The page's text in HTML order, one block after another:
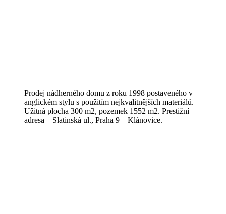
Prodej nádherného domu z roku 1998 postaveného v
anglickém stylu s použitím nejkvalitnějších materiálů.
Užitná plocha 300 m2, pozemek 1552 m2. Prestižní
adresa – Slatinská ul., Praha 9 – Klánovice.